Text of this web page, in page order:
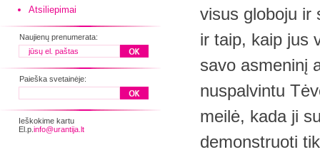
Atsiliepimai
Naujienų prenumerata:
Paieška svetainėje:
Ieškokime kartu
El.p. info@urantija.lt
visus globoju ir
ir taip, kaip jus
savo asmeninį
nuspalvintu
meilė, kada ji
demonstruoti